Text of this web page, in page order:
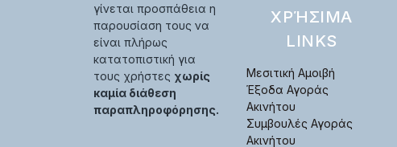
γίνεται προσπάθεια η
παρουσίαση τους να
είναι πλήρως
κατατοπιστική για
τους χρήστες χωρίς
καμία διάθεση
παραπληροφόρησης.
ΧΡΉΣΙΜΑ
LINKS
Μεσιτική Αμοιβή
Έξοδα Αγοράς
Ακινήτου
Συμβουλές Αγοράς
Ακινήτου